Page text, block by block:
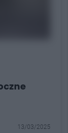
13/03/2025